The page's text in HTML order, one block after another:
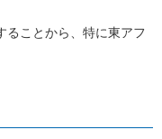
ることから、特に東アフ